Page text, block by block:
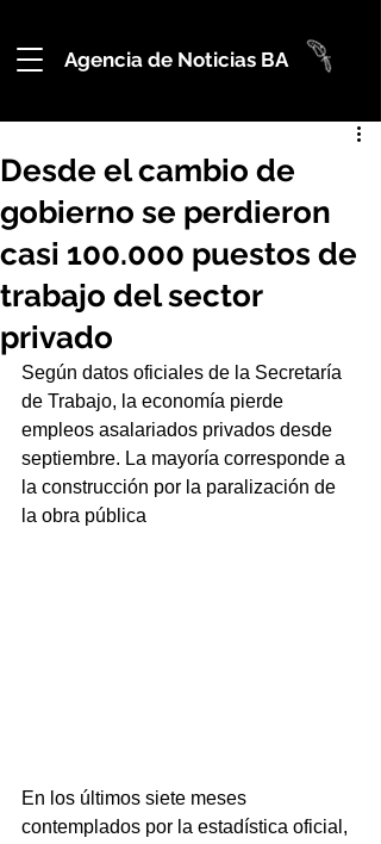
Agencia de Noticias BA
Desde el cambio de
gobierno se perdieron
casi 100.000 puestos de
trabajo del sector
privado
Según datos oficiales de la Secretaría
de Trabajo, la economía pierde
empleos asalariados privados desde
septiembre. La mayoría corresponde a
la construcción por la paralización de
la obra pública
En los últimos siete meses
contemplados por la estadística oficial,